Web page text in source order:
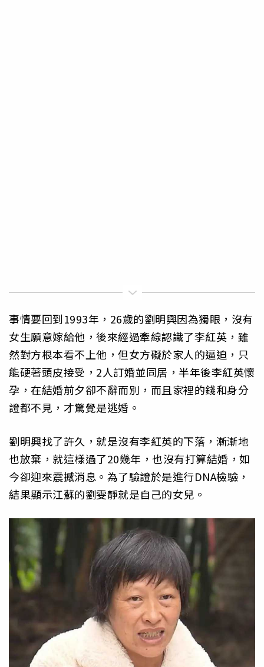
事情要回到1993年，26歲的劉明興因為獨眼，沒有
女生願意嫁給他，後來經過牽線認識了李紅英，雖
然對方根本看不上他，但女方礙於家人的逼迫，只
能硬著頭皮接受，2人訂婚並同居，半年後李紅英懷
孕，在結婚前夕卻不辭而別，而且家裡的錢和身分
證都不見，才驚覺是逃婚。
劉明興找了許久，就是沒有李紅英的下落，漸漸地
也放棄，就這樣過了20幾年，也沒有打算結婚，如
今卻迎來震撼消息。為了驗證於是進行DNA檢驗，
結果顯示江蘇的劉雯靜就是自己的女兒。